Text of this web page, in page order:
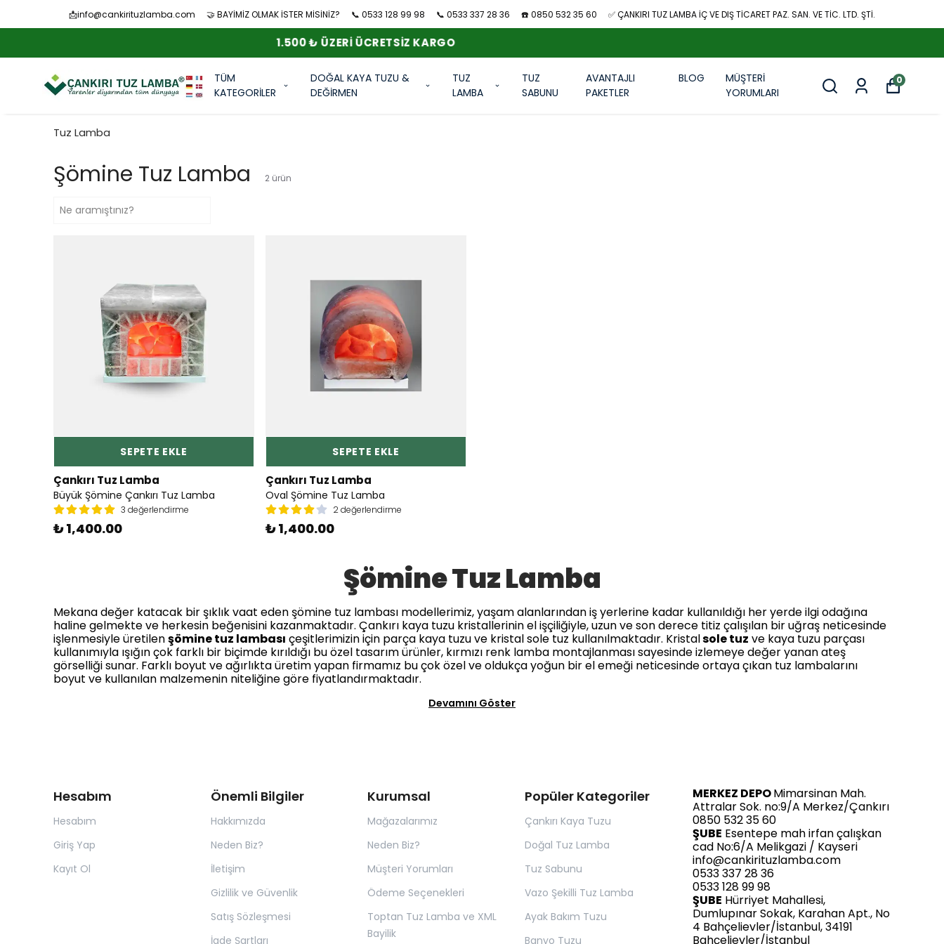
📩info@cankirituzlamba.com 🤝 BAYİMİZ OLMAK İSTER MİSİNİZ? 📞 0533 128 99 98 📞 0533 337 28 36 ☎️ 0850 532 35 60 ✅ ÇANKIRI TUZ LAMBA İÇ VE DIŞ TİCARET PAZ. SAN. VE TİC. LTD. ŞTİ.
1.500 ₺ ÜZERI ÜCRETSIZ KARGO
TÜM
KATEGORİLER
DOĞAL KAYA TUZU &
DEĞİRMEN
TUZ
LAMBA
TUZ
SABUNU
AVANTAJLI
PAKETLER
BLOG
MÜŞTERİ
YORUMLARI
0
Tuz Lamba
Şömine Tuz Lamba 2 ürün
SEPETE EKLE
Çankırı Tuz Lamba
Büyük Şömine Çankırı Tuz Lamba
3 değerlendirme
₺ 1,400.00
SEPETE EKLE
Çankırı Tuz Lamba
Oval Şömine Tuz Lamba
2 değerlendirme
₺ 1,400.00
Şömine Tuz Lamba
Mekana değer katacak bir şıklık vaat eden şömine tuz lambası modellerimiz, yaşam alanlarından iş yerlerine kadar kullanıldığı her yerde ilgi odağına
haline gelmekte ve herkesin beğenisini kazanmaktadır. Çankırı kaya tuzu kristallerinin el işçiliğiyle, uzun ve son derece titiz çalışılan bir uğraş neticesinde
işlenmesiyle üretilenşömine tuz lambası çeşitlerimizin için parça kaya tuzu ve kristal sole tuz kullanılmaktadır. Kristalsole tuz ve kaya tuzu parçası
kullanımıyla ışığın çok farklı bir biçimde kırıldığı bu özel tasarım ürünler, kırmızı renk lamba montajlanması sayesinde izlemeye değer yanan ateş
görselliği sunar. Farklı boyut ve ağırlıkta üretim yapan firmamız bu çok özel ve oldukça yoğun bir el emeği neticesinde ortaya çıkan tuz lambalarını
boyut ve kullanılan malzemenin niteliğine göre fiyatlandırmaktadır.
Devamını Göster
Hesabım
Hesabım
Giriş Yap
Kayıt Ol
Önemli Bilgiler
Hakkımızda
Neden Biz?
İletişim
Gizlilik ve Güvenlik
Satış Sözleşmesi
İade Şartları
Kurumsal
Mağazalarımız
Neden Biz?
Müşteri Yorumları
Ödeme Seçenekleri
Toptan Tuz Lamba ve XML
Bayilik
Popüler Kategoriler
Çankırı Kaya Tuzu
Doğal Tuz Lamba
Tuz Sabunu
Vazo Şekilli Tuz Lamba
Ayak Bakım Tuzu
Banyo Tuzu
MERKEZ DEPOMimarsinan Mah.
Attralar Sok. no:9/A Merkez/Çankırı
0850 532 35 60
ŞUBE Esentepe mah irfan çalışkan
cad No:6/A Melikgazi / Kayseri
info@cankirituzlamba.com
0533 337 28 36
0533 128 99 98
ŞUBE Hürriyet Mahallesi,
Dumlupınar Sokak, Karahan Apt., No
4 Bahçelievler/İstanbul, 34191
Bahçelievler/İstanbul